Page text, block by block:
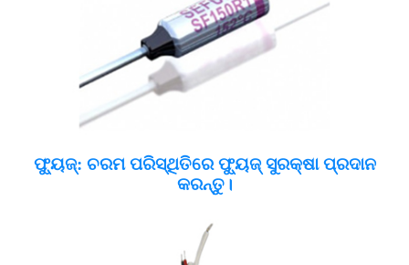
ଫ୍ୟୁଜ୍: ଚରମ ପରିସ୍ଥିତିରେ ଫ୍ୟୁଜ୍ ସୁରକ୍ଷା ପ୍ରଦାନ
କରନ୍ତୁ।